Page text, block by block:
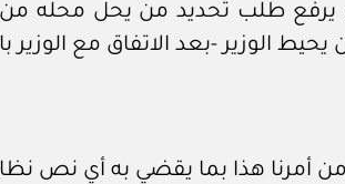
يرفع طلب تحديد من يحل محله من
الوزير -بعد الاتفاق مع الوزير
من أمرنا هذا بما يقضي به أي نص